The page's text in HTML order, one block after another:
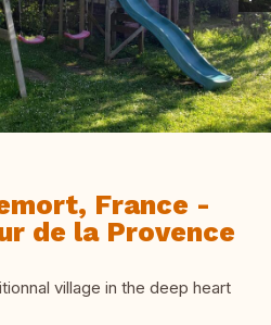
France -
de la Provence
village in the deep heart